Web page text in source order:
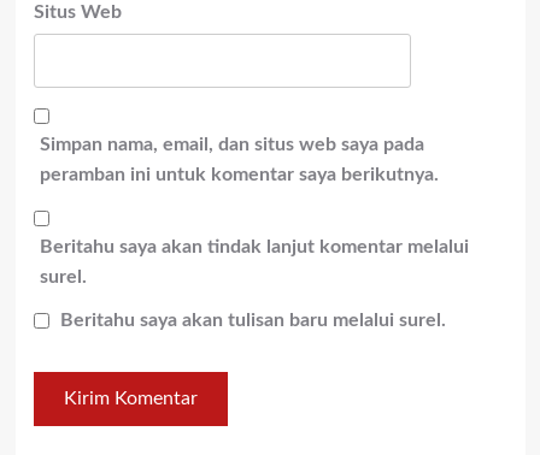
Situs Web
Simpan nama, email, dan situs web saya pada
peramban ini untuk komentar saya berikutnya.
Beritahu saya akan tindak lanjut komentar melalui
surel.
Beritahu saya akan tulisan baru melalui surel.